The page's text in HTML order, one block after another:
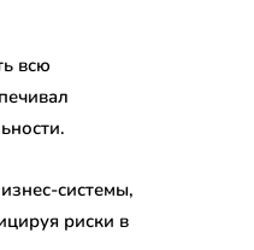
всю
системы,
риски в